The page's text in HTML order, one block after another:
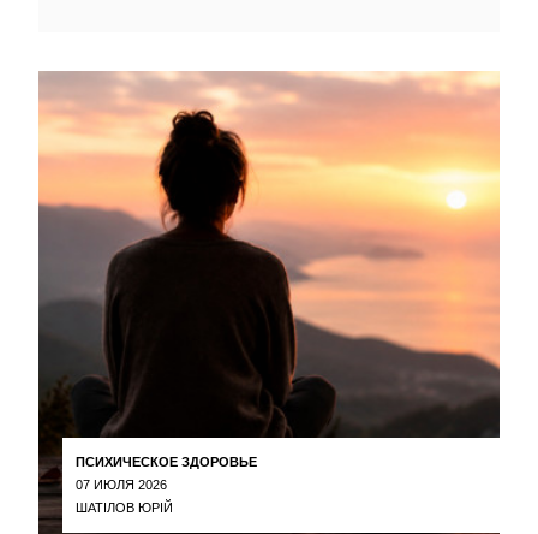
ПСИХИЧЕСКОЕ ЗДОРОВЬЕ
07 ИЮЛЯ 2026
ШАТІЛОВ ЮРІЙ